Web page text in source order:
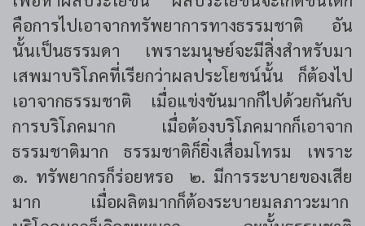
คือการไปเอาจากทรัพยาการทางธรรมชาติ อัน
นั้นเป็นธรรมดา เพราะมนุษย์จะมีสิ่งสำหรับมา
เสพมาบริโภคที่เรียกว่าผลประโยชน์นั้น ก็ต้องไป
เอาจากธรรมชาติ เมื่อแข่งขันมากก็ไปด้วยกันกับ
การบริโภคมาก เมื่อต้องบริโภคมากก็เอาจาก
ธรรมชาติมาก ธรรมชาติก็ยิ่งเสื่อมโทรม เพราะ
๑. ทรัพยากรก็ร่อยหรอ ๒. มีการระบายของเสีย
มาก เมื่อผลิตมากก็ต้องระบายมลภาวะมาก